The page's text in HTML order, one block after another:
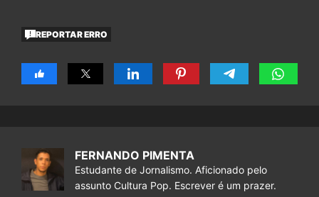
REPORTAR ERRO
FERNANDO PIMENTA
Estudante de Jornalismo. Aficionado pelo
assunto Cultura Pop. Escrever é um prazer.